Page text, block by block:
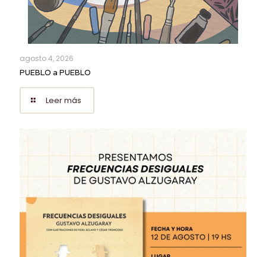
agosto 4, 2026
PUEBLO a PUEBLO
Leer más